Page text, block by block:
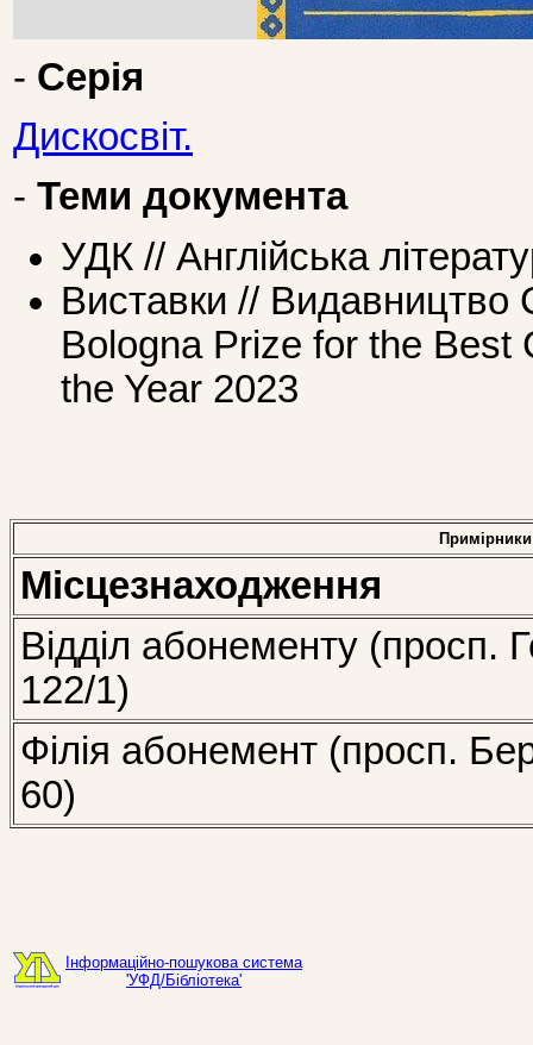
- Серія
Дискосвіт.
- Теми документа
УДК // Англійська
Виставки // Видавництво
Bologna Prize for the Best
the Year 2023
Примірники
Місцезнаходження
Відділ абонементу (просп.
122/1)
Філія абонемент (просп.
60)
Інформаційно-пошукова система
'УФД/Бібліотека'